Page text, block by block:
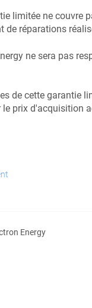
limitée ne couvre
de réparations
ne sera pas
de cette garantie
le prix d'acquisition
Energy